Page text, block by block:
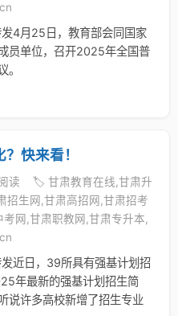
4月25日，教育部会同国家
员单位，召开2025年全国普
。
快来看！
读
🏷️ 甘肃教育在线,甘肃升
招生网,甘肃高招网,甘肃招考
网,甘肃职教网,甘肃专升本,
近日，39所具有强基计划招
年最新的强基计划招生简
说许多高校新增了招生专业